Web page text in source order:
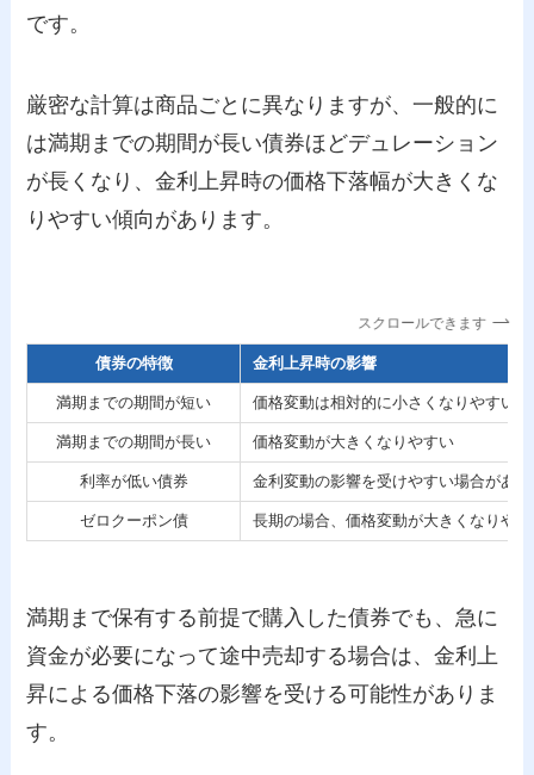
です。
厳密な計算は商品ごとに異なりますが、一般的に
は満期までの期間が長い債券ほどデュレーション
が長くなり、金利上昇時の価格下落幅が大きくな
りやすい傾向があります。
スクロールできます
債券の特徴 金利上昇時の影響
満期までの期間が短い 価格変動は相対的に小さくなりやすい
満期までの期間が長い 価格変動が大きくなりやすい
利率が低い債券 金利変動の影響を受けやすい場合がある
ゼロクーポン債 長期の場合、価格変動が大きくなりや
満期まで保有する前提で購入した債券でも、急に
資金が必要になって途中売却する場合は、金利上
昇による価格下落の影響を受ける可能性がありま
す。